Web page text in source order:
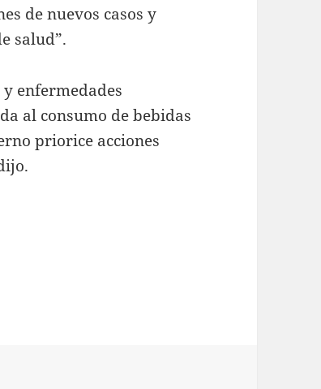
de nuevos casos y
salud”.
enfermedades
al consumo de bebidas
priorice acciones